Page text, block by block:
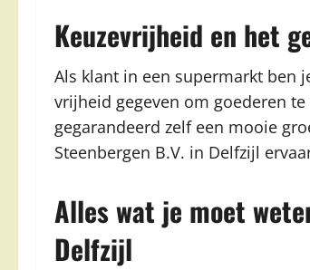
Keuzevrijheid en het
Als klant in een supermarkt ben
vrijheid gegeven om goederen
gegarandeerd zelf een mooie
Steenbergen B.V. in Delfzijl
Alles wat je moet
Delfzijl